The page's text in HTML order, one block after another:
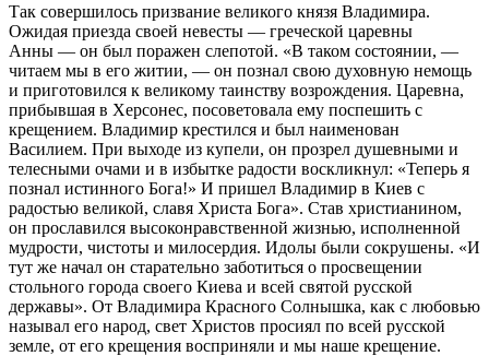
Так совершилось призвание великого князя Владимира.
Ожидая приезда своей невесты — греческой царевны
Анны — он был поражен слепотой. «В таком состоянии, —
читаем мы в его житии, — он познал свою духовную немощь
и приготовился к великому таинству возрождения. Царевна,
прибывшая в Херсонес, посоветовала ему поспешить с
крещением. Владимир крестился и был наименован
Василием. При выходе из купели, он прозрел душевными и
телесными очами и в избытке радости воскликнул: «Теперь я
познал истинного Бога!» И пришел Владимир в Киев с
радостью великой, славя Христа Бога». Став христианином,
он прославился высоконравственной жизнью, исполненной
мудрости, чистоты и милосердия. Идолы были сокрушены. «И
тут же начал он старательно заботиться о просвещении
стольного города своего Киева и всей святой русской
державы». От Владимира Красного Солнышка, как с любовью
называл его народ, свет Христов просиял по всей русской
земле, от его крещения восприняли и мы наше крещение.